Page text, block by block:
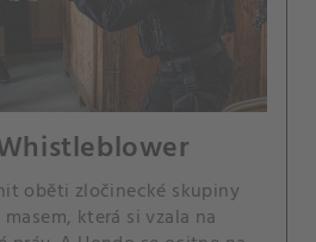
oběti zločinecké skupiny
která si vzala na